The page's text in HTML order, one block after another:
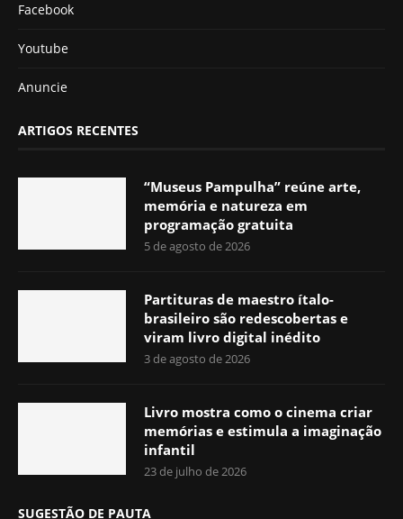
Facebook
Youtube
Anuncie
ARTIGOS RECENTES
“Museus Pampulha” reúne arte,
memória e natureza em
programação gratuita
5 de agosto de 2026
Partituras de maestro ítalo-
brasileiro são redescobertas e
viram livro digital inédito
3 de agosto de 2026
Livro mostra como o cinema criar
memórias e estimula a imaginação
infantil
23 de julho de 2026
SUGESTÃO DE PAUTA